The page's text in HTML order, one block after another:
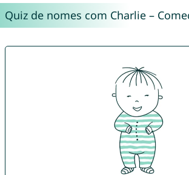
Quiz de nomes com Charlie –